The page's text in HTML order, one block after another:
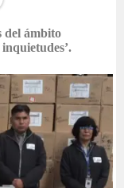
del ámbito